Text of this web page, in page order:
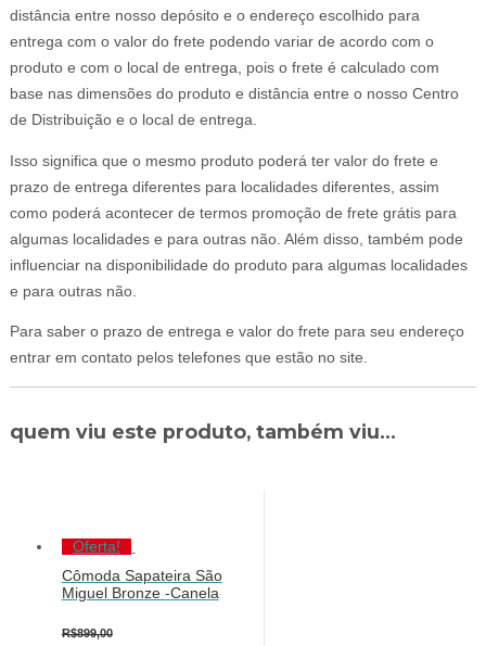
distância entre nosso depósito e o endereço escolhido para
entrega com o valor do frete podendo variar de acordo com o
produto e com o local de entrega, pois o frete é calculado com
base nas dimensões do produto e distância entre o nosso Centro
de Distribuição e o local de entrega.
Isso significa que o mesmo produto poderá ter valor do frete e
prazo de entrega diferentes para localidades diferentes, assim
como poderá acontecer de termos promoção de frete grátis para
algumas localidades e para outras não. Além disso, também pode
influenciar na disponibilidade do produto para algumas localidades
e para outras não.
Para saber o prazo de entrega e valor do frete para seu endereço
entrar em contato pelos telefones que estão no site.
quem viu este produto, também viu...
Oferta!
Cômoda Sapateira São
Miguel Bronze -Canela
R$899,00